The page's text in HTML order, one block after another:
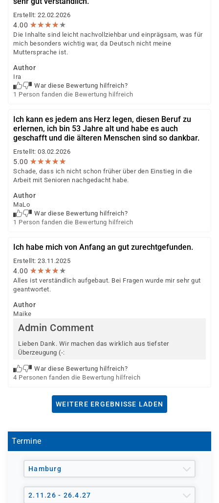
wächst und sich weiterentwickelt. Wenn Sie Ihre
beruflichen Ziele im Bereich der Pflege und Betreuung
verfolgen, sind Sie bei uns genau richtig.
Erstellt: 22.02.2026
4.00 ★★★★★
★★★★★
Die Inhalte sind leicht nachvollziehbar und einprägsam, was für
mich besonders wichtig war, da Deutsch nicht meine
Muttersprache ist.
Author
Ira
War diese Bewertung hilfreich?
1 Person fanden die Bewertung hilfreich
Ich kann es jedem ans Herz legen, diesen Beruf zu
erlernen, ich bin 53 Jahre alt und habe es auch
geschafft und die älteren Menschen sind so dankbar.
Erstellt: 03.02.2026
5.00 ★★★★★
★★★★★
Schade, dass ich nicht schon früher über den Einstieg in die
Arbeit mit Senioren nachgedacht habe.
Author
MaLo
War diese Bewertung hilfreich?
1 Person fanden die Bewertung hilfreich
Ich habe mich von Anfang an gut zurechtgefunden.
Erstellt: 23.11.2025
4.00 ★★★★★
★★★★★
Alles ist verständlich aufgebaut. Bei Fragen wurde mir sehr gut
geantwortet.
Author
Maike
Admin Comment
Lieben Dank. Wir machen das wirklich aus tiefster
Überzeugung (-:
War diese Bewertung hilfreich?
4 Personen fanden die Bewertung hilfreich
WEITERE ERGEBNISSE LADEN
Termine
Hamburg
2.11.26 - 26.4.27